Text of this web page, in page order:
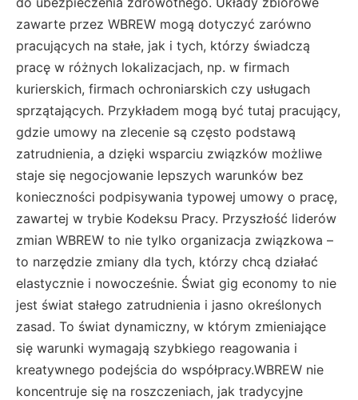
zawarte przez WBREW mogą dotyczyć zarówno
pracujących na stałe, jak i tych, którzy świadczą
pracę w różnych lokalizacjach, np. w firmach
kurierskich, firmach ochroniarskich czy usługach
sprzątających. Przykładem mogą być tutaj pracujący,
gdzie umowy na zlecenie są często podstawą
zatrudnienia, a dzięki wsparciu związków możliwe
staje się negocjowanie lepszych warunków bez
konieczności podpisywania typowej umowy o pracę,
zawartej w trybie Kodeksu Pracy. Przyszłość liderów
zmian WBREW to nie tylko organizacja związkowa –
to narzędzie zmiany dla tych, którzy chcą działać
elastycznie i nowocześnie. Świat gig economy to nie
jest świat stałego zatrudnienia i jasno określonych
zasad. To świat dynamiczny, w którym zmieniające
się warunki wymagają szybkiego reagowania i
kreatywnego podejścia do współpracy.WBREW nie
koncentruje się na roszczeniach, jak tradycyjne